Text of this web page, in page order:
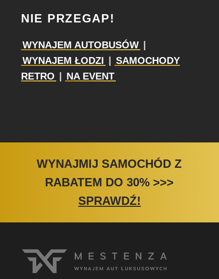
NIE PRZEGAP!
WYNAJEM AUTOBUSÓW
WYNAJEM ŁODZI
SAMOCHODY
RETRO
NA EVENT
WYNAJMIJ SAMOCHÓD Z
RABATEM DO 30% >>>
SPRAWDŹ!